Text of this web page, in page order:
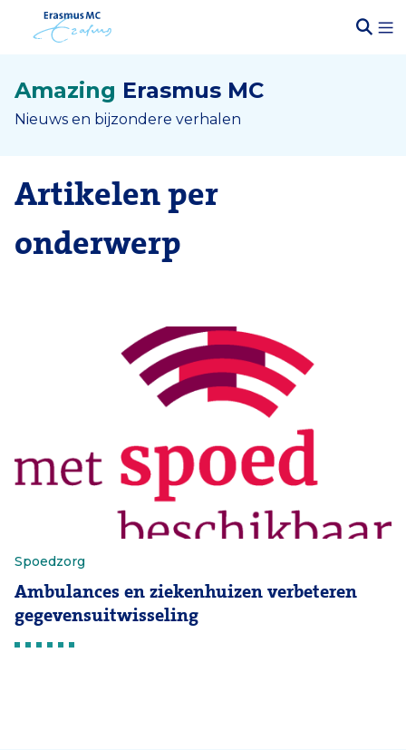
Amazing Erasmus MC
Nieuws en bijzondere verhalen
Artikelen per
onderwerp
Spoedzorg
Ambulances en ziekenhuizen verbeteren
gegevensuitwisseling